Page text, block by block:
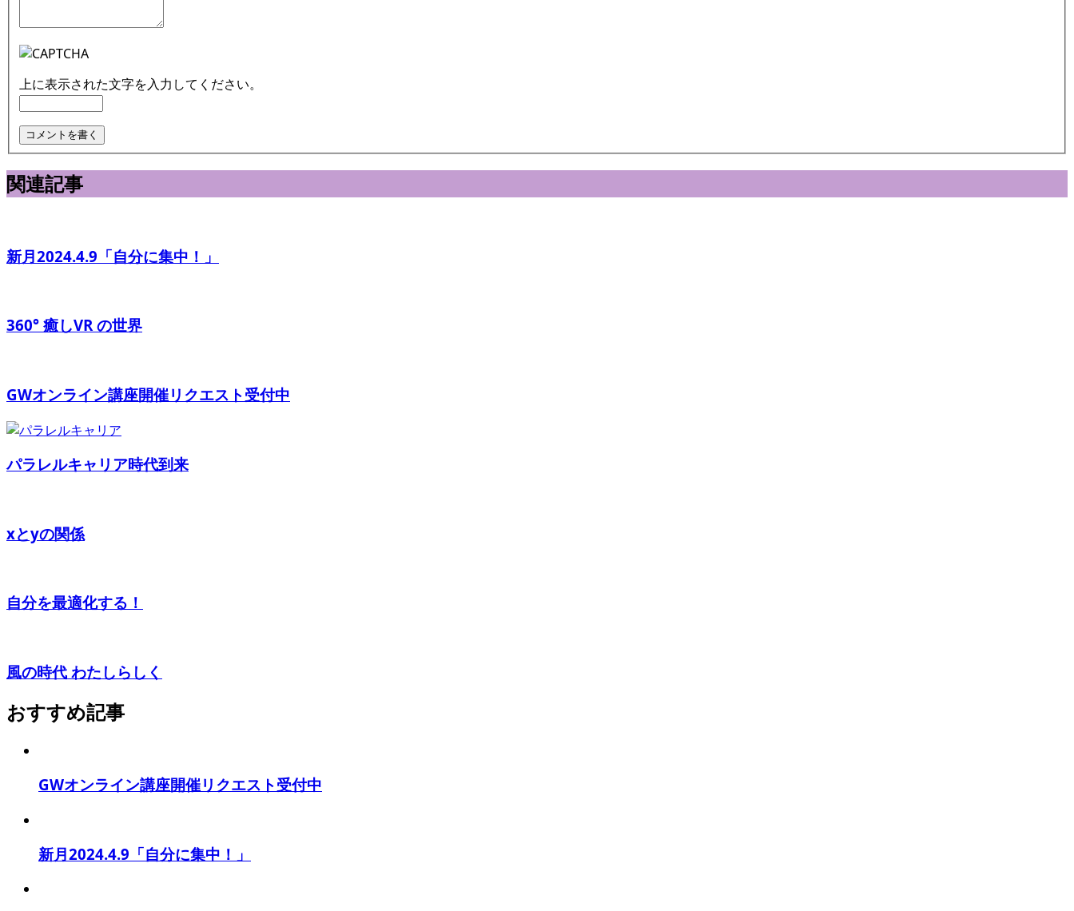
上に表示された文字を入力してください。
関連記事
新月2024.4.9「自分に集中！」
360° 癒しVR の世界
GWオンライン講座開催リクエスト受付中
パラレルキャリア時代到来
xとyの関係
自分を最適化する！
風の時代 わたしらしく
おすすめ記事
GWオンライン講座開催リクエスト受付中
新月2024.4.9「自分に集中！」